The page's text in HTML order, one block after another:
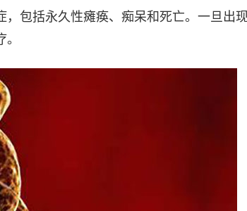
包括永久性瘫痪、痴呆和死亡。一旦出